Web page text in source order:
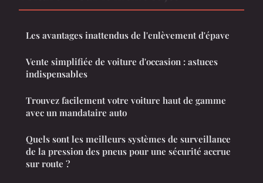
Les avantages inattendus de l'enlèvement d'épave
Vente simplifiée de voiture d'occasion : astuces
indispensables
Trouvez facilement votre voiture haut de gamme
avec un mandataire auto
Quels sont les meilleurs systèmes de surveillance
de la pression des pneus pour une sécurité accrue
sur route ?